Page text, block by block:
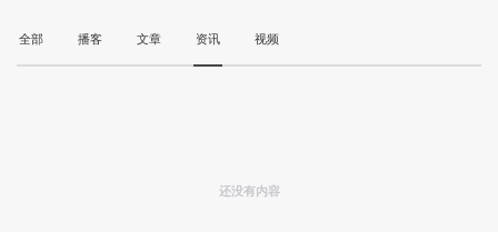
全部 播客 文章 资讯 视频
还没有内容